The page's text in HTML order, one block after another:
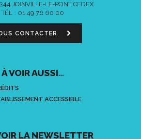
JOINVILLE-LE-PONT CEDEX
TÉL. : 01 49 76 60 00
CONTACTER
À VOIR AUSSI...
ACCESSIBLE
LA NEWSLETTER